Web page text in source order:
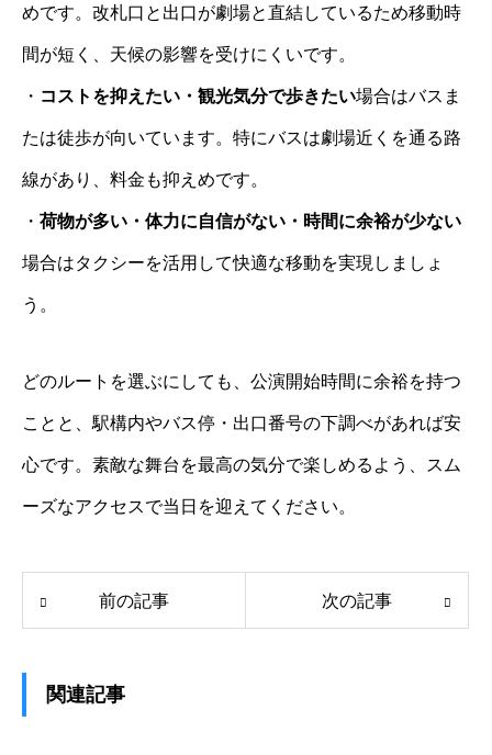
めです。改札口と出口が劇場と直結しているため移動時
間が短く、天候の影響を受けにくいです。
・ コストを抑えたい・観光気分で歩きたい場合はバスま
たは徒歩が向いています。特にバスは劇場近くを通る路
線があり、料金も抑えめです。
・ 荷物が多い・体力に自信がない・時間に余裕が少ない
場合はタクシーを活用して快適な移動を実現しましょ
う。
どのルートを選ぶにしても、公演開始時間に余裕を持つ
ことと、駅構内やバス停・出口番号の下調べがあれば安
心です。素敵な舞台を最高の気分で楽しめるよう、スム
ーズなアクセスで当日を迎えてください。
前の記事 次の記事
関連記事